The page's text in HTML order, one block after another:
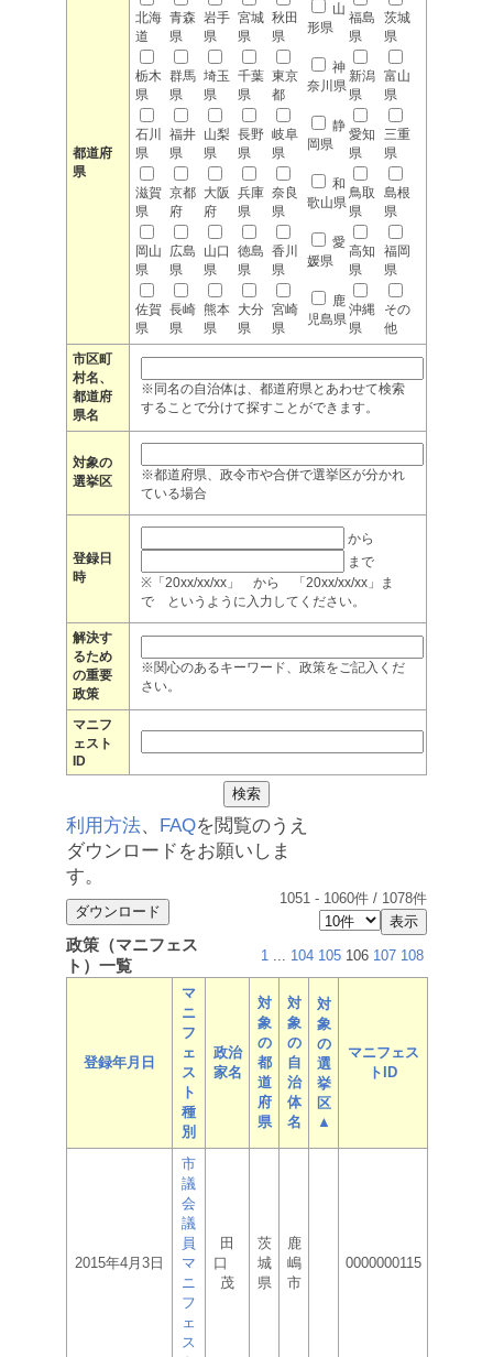
都道府
県
北海
道
青森
県
岩手
県
宮城
県
秋田
県
山
形県
福島
県
茨城
県
栃木
県
群馬
県
埼玉
県
千葉
県
東京
都
神
奈川県
新潟
県
富山
県
石川
県
福井
県
山梨
県
長野
県
岐阜
県
静
岡県
愛知
県
三重
県
滋賀
県
京都
府
大阪
府
兵庫
県
奈良
県
和
歌山県
鳥取
県
島根
県
岡山
県
広島
県
山口
県
徳島
県
香川
県
愛
媛県
高知
県
福岡
県
佐賀
県
長崎
県
熊本
県
大分
県
宮崎
県
鹿
児島県
沖縄
県
その
他
市区町
村名、
都道府
県名
※同名の自治体は、都道府県とあわせて検索
することで分けて探すことができます。
対象の
選挙区
※都道府県、政令市や合併で選挙区が分かれ
ている場合
登録日
時
から
まで
※「20xx/xx/xx」 から 「20xx/xx/xx」ま
で というように入力してください。
解決す
るため
の重要
政策
※関心のあるキーワード、政策をご記入くだ
さい。
マニフ
ェスト
ID
利用方法、 FAQを閲覧のうえ
ダウンロードをお願いしま
す。
1051 - 1060件 / 1078件
政策（マニフェス
ト）一覧
1 ... 104 105 106 107 108
登録年月日
マ
ニ
フ
ェ
ス
ト
種
別
政治
家名
対
象
の
都
道
府
県
対
象
の
自
治
体
名
対
象
の
選
挙
区
▲
マニフェス
トID
2015年4月3日
市
議
会
議
員
マ
ニ
フ
ェ
ス
田
口
茂
茨
城
県
鹿
嶋
市
0000000115